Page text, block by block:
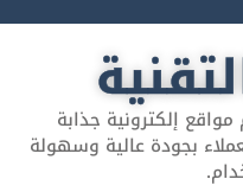
إلكترونية جذابة
بجودة عالية وسهولة